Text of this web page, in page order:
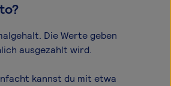
Die Werte geben
ausgezahlt wird.
kannst du mit etwa